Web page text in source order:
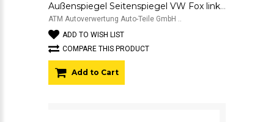
Außenspiegel Seitenspiegel VW Fox links mechanisch unlackiert Fahrerseite
ATM Autoverwertung Auto-Teile GmbH ..
ADD TO WISH LIST
COMPARE THIS PRODUCT
Add to Cart